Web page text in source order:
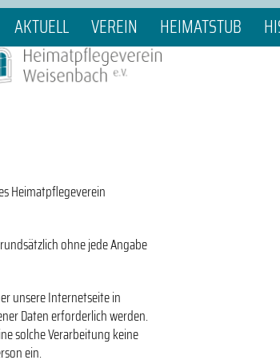
AKTUELL VEREIN HEIMATSTUB
Heimatpflegeverein
ohne jede Angabe
unsere Internetseite in
Daten erforderlich werden.
solche Verarbeitung keine
ein.